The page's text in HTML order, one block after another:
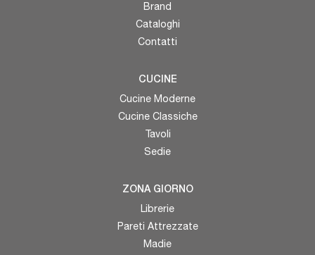
Brand
Cataloghi
Contatti
CUCINE
Cucine Moderne
Cucine Classiche
Tavoli
Sedie
ZONA GIORNO
Librerie
Pareti Attrezzate
Madie